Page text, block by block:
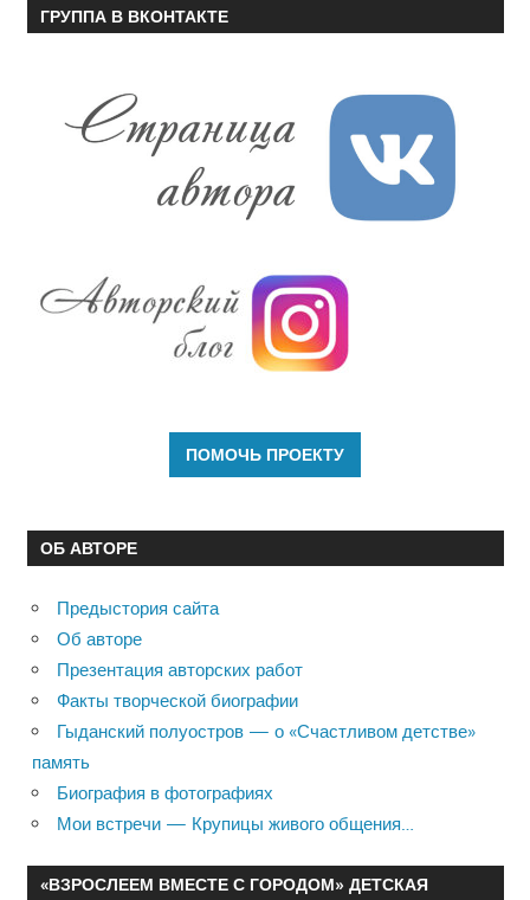
ГРУППА В ВКОНТАКТЕ
ОБ АВТОРЕ
Предыстория сайта
Об авторе
Презентация авторских работ
Факты творческой биографии
Гыданский полуостров — о «Счастливом детстве»
память
Биография в фотографиях
Мои встречи — Крупицы живого общения…
«ВЗРОСЛЕЕМ ВМЕСТЕ С ГОРОДОМ» ДЕТСКАЯ